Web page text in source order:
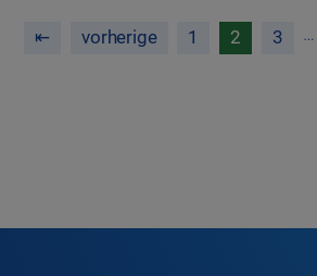
⇤ vorherige 1 2 3 …